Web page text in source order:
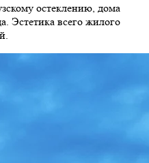
остеклению, дома
Эстетика всего жилого